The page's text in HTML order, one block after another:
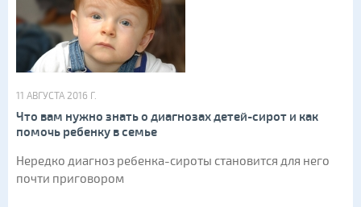
11 АВГУСТА 2016 Г.
Что вам нужно знать о диагнозах детей-сирот и как
помочь ребенку в семье
Нередко диагноз ребенка-сироты становится для него
почти приговором